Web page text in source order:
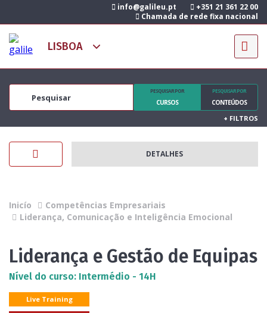
info@galileu.pt
+351 21 361 22 00
Chamada de rede fixa nacional
PESQUISAR POR
CURSOS
PESQUISAR POR
CONTEÚDOS
+ FILTROS
DETALHES
Inicío
Competências Empresariais
Liderança, Comunicação e Inteligência Emocional
Liderança e Gestão de Equipas
Nível do curso: Intermédio - 14H
Live Training